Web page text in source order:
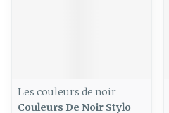
Les couleurs de noir
Couleurs De Noir Stylo